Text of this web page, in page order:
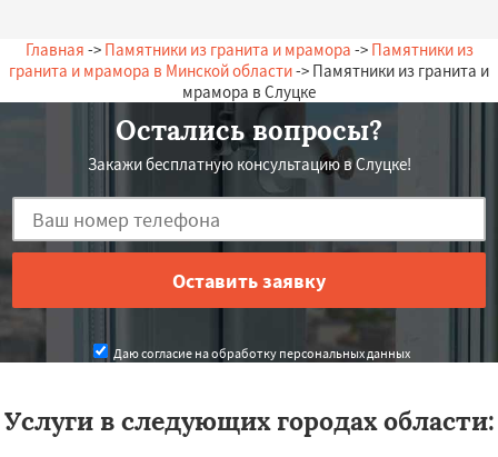
Главная -> Памятники из гранита и мрамора -> Памятники из
гранита и мрамора в Минской области-> Памятники из гранита и
мрамора в Слуцке
Остались вопросы?
Закажи бесплатную консультацию в Слуцке!
Даю согласие на обработку персональных данных
Услуги в следующих городах области: